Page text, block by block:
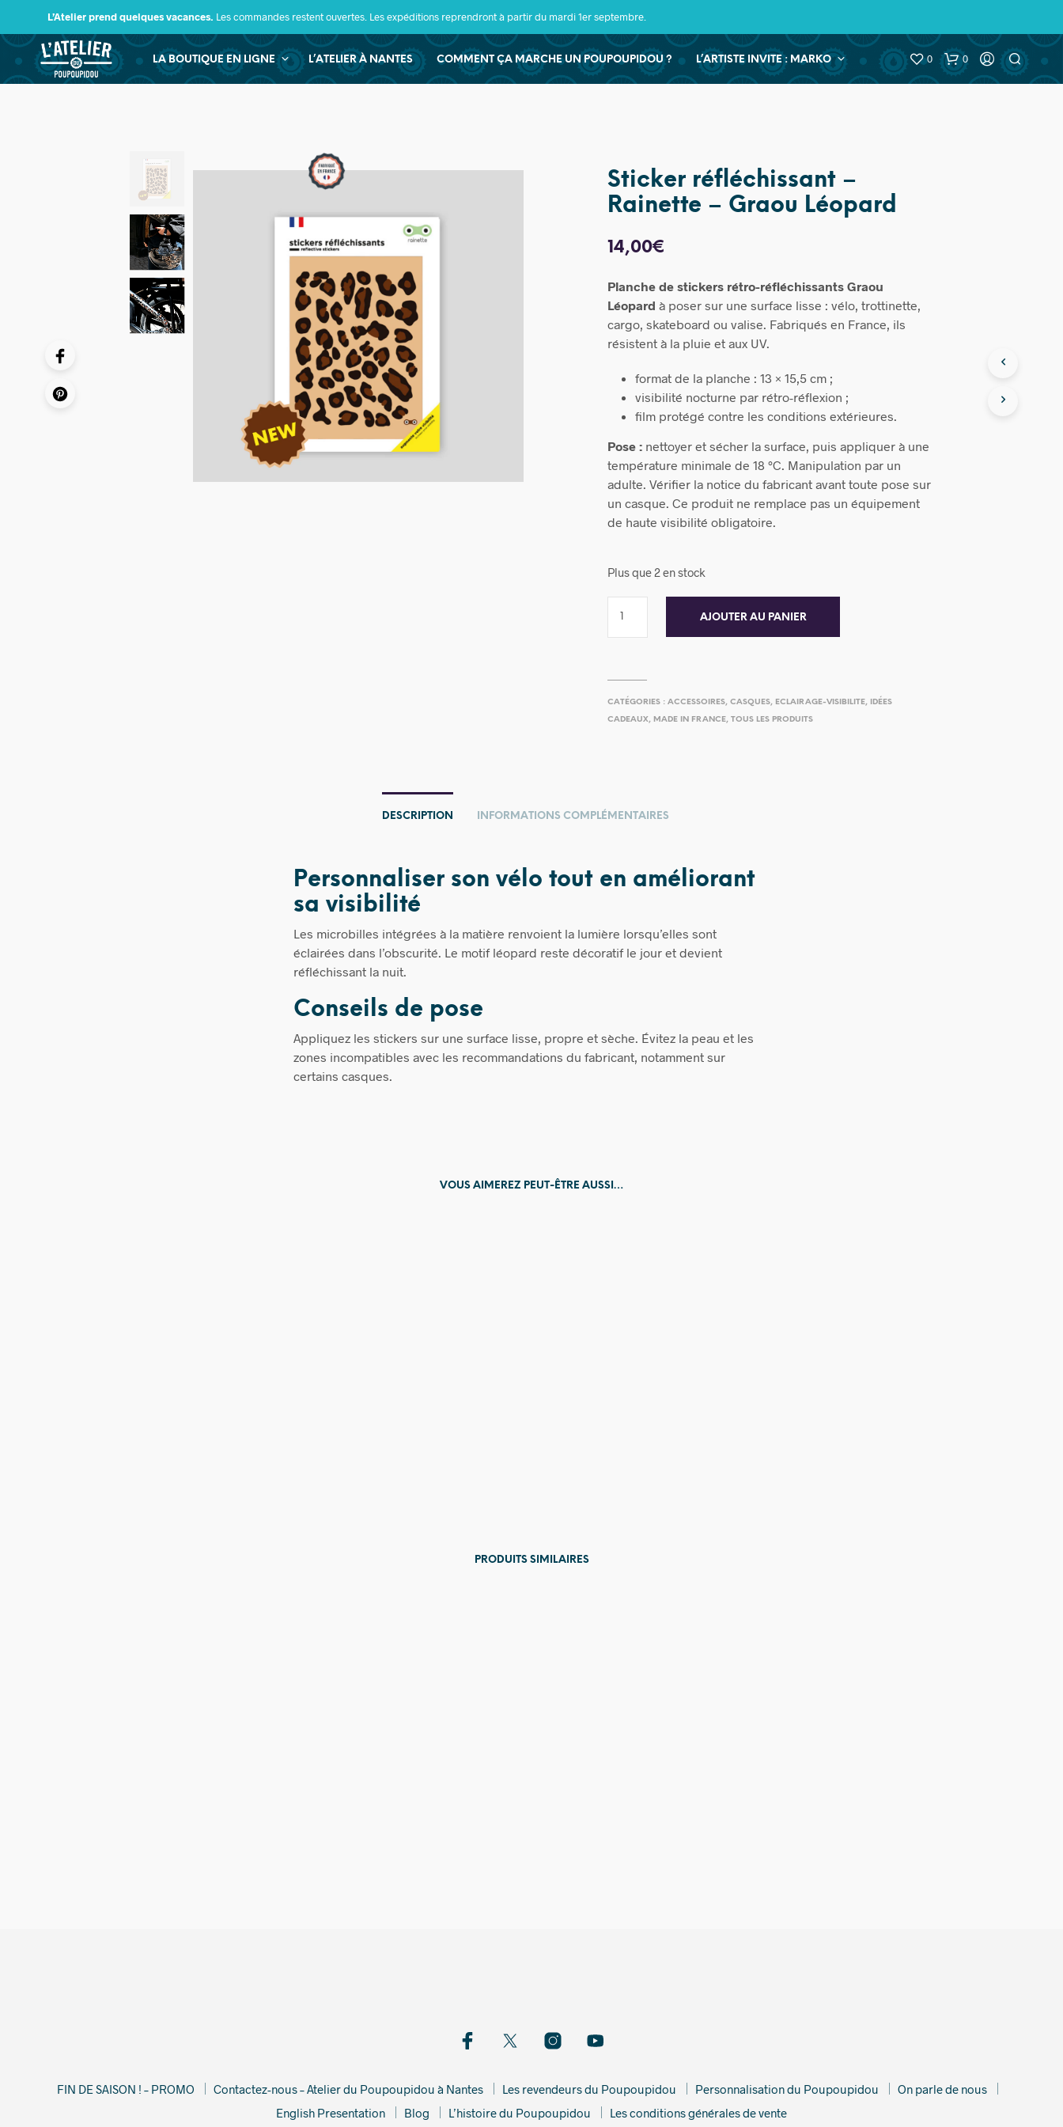
L’Atelier prend quelques vacances. Les commandes restent ouvertes. Les expéditions reprendront à partir du mardi 1er septembre.
LA BOUTIQUE EN LIGNE L’ATELIER À NANTES COMMENT ÇA MARCHE UN POUPOUPIDOU ? L’ARTISTE INVITE : MARKO 0 0
Sticker réfléchissant –
Rainette – Graou Léopard
14,00€
Planche de stickers rétro-réfléchissants Graou
Léopard à poser sur une surface lisse : vélo, trottinette,
cargo, skateboard ou valise. Fabriqués en France, ils
résistent à la pluie et aux UV.
format de la planche : 13 × 15,5 cm ;
visibilité nocturne par rétro-réflexion ;
film protégé contre les conditions extérieures.
Pose : nettoyer et sécher la surface, puis appliquer à une
température minimale de 18 °C. Manipulation par un
adulte. Vérifier la notice du fabricant avant toute pose sur
un casque. Ce produit ne remplace pas un équipement
de haute visibilité obligatoire.
Plus que 2 en stock
AJOUTER AU PANIER
CATÉGORIES :ACCESSOIRES,CASQUES, ECLAIRAGE-VISIBILITE, IDÉES
CADEAUX, MADE IN FRANCE,TOUS LES PRODUITS
DESCRIPTION INFORMATIONS COMPLÉMENTAIRES
Personnaliser son vélo tout en améliorant
sa visibilité
Les microbilles intégrées à la matière renvoient la lumière lorsqu’elles sont
éclairées dans l’obscurité. Le motif léopard reste décoratif le jour et devient
réfléchissant la nuit.
Conseils de pose
Appliquez les stickers sur une surface lisse, propre et sèche. Évitez la peau et les
zones incompatibles avec les recommandations du fabricant, notamment sur
certains casques.
VOUS AIMEREZ PEUT-ÊTRE AUSSI…
PRODUITS SIMILAIRES
FIN DE SAISON ! – PROMO Contactez-nous – Atelier du Poupoupidou à Nantes Les revendeurs du Poupoupidou Personnalisation du Poupoupidou
On parle de nous
English Presentation
Blog L’histoire du Poupoupidou Les conditions générales de vente